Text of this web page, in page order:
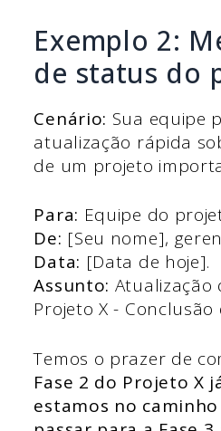
Exemplo 2:
de status do
Cenário: Sua equipe
atualização rápida
de um projeto
Para: Equipe do
De: [Seu nome],
Data: [Data de hoje].
Assunto: Atualização
Projeto X - Conclusão
Temos o prazer de
Fase 2 do Projeto X
estamos no